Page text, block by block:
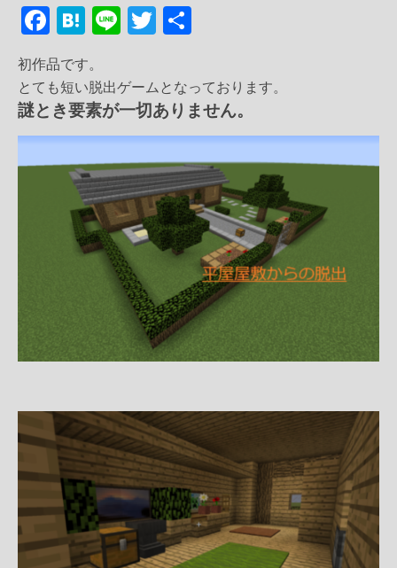
F
ac
e
b
o
o
H
e
n
a
Li
e
T
itt
er
初作品です。
とても短い脱出ゲームとなっております。
謎とき要素が一切ありません。